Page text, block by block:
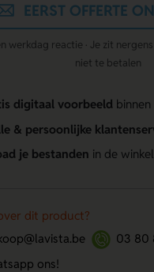
EERST OFFERTE
werkdag reactie · Je zit
niet te betalen
digitaal voorbeeldbinnen
& persoonlijke
je bestanden in de
dit product?
03 80
ons!